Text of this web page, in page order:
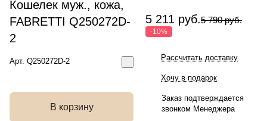
Кошелек муж., кожа,
FABRETTI Q250272D-
2
Арт. Q250272D-2
В корзину
5 211 руб.5 790 руб.
-10%
Рассчитать доставку
Хочу в подарок
Заказ подтверждается
звонком Менеджера